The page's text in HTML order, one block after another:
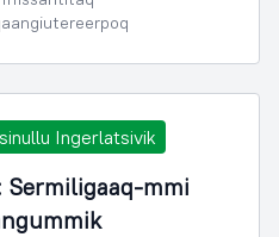
Ingerlatsivik
mmi